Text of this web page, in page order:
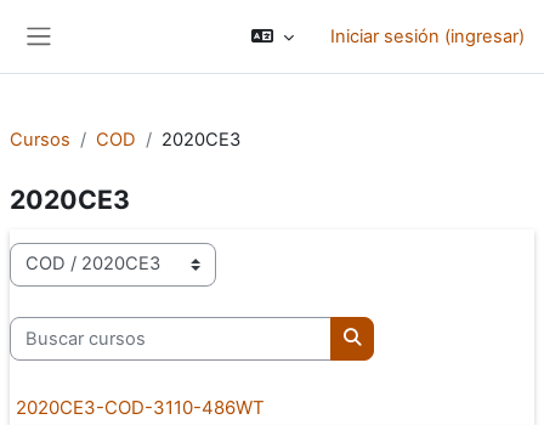
Iniciar sesión (ingresar)
Cursos COD 2020CE3
2020CE3
Categorías
Buscar cursos
Buscar cursos
2020CE3-COD-3110-486WT